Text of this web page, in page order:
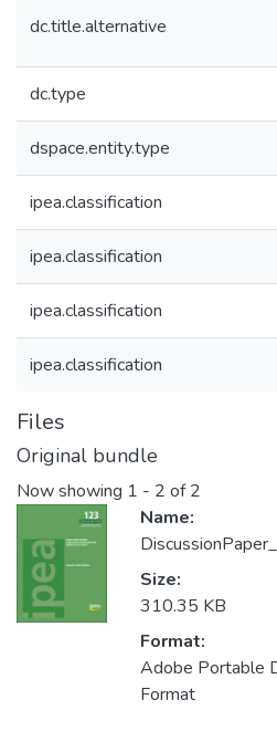
dc.title.alternative
dc.type
dspace.entity.type
ipea.classification
ipea.classification
ipea.classification
ipea.classification
Files
Original bundle
Now showing 1 - 2 of 2
Name:
Size:
310.35 KB
Format:
Adobe Portable
Format